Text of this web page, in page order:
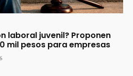
laboral juvenil? Proponen
mil pesos para empresas